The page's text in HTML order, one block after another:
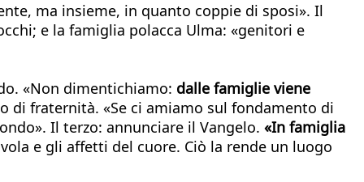
ma insieme, in quanto coppie di sposi». Il
e la famiglia polacca Ulma: «genitori e
«Non dimentichiamo: dalle famiglie viene
di fraternità. «Se ci amiamo sul fondamento di
Il terzo: annunciare il Vangelo. «In famiglia
e gli affetti del cuore. Ciò la rende un luogo